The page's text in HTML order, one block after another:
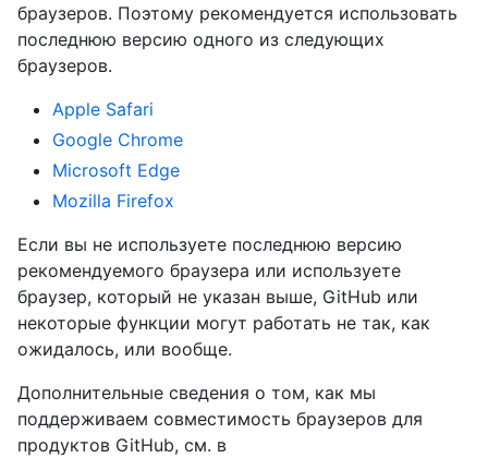
браузеров. Поэтому рекомендуется использовать
последнюю версию одного из следующих
браузеров.
Apple Safari
Google Chrome
Microsoft Edge
Mozilla Firefox
Если вы не используете последнюю версию
рекомендуемого браузера или используете
браузер, который не указан выше, GitHub или
некоторые функции могут работать не так, как
ожидалось, или вообще.
Дополнительные сведения о том, как мы
поддерживаем совместимость браузеров для
продуктов GitHub, см. в